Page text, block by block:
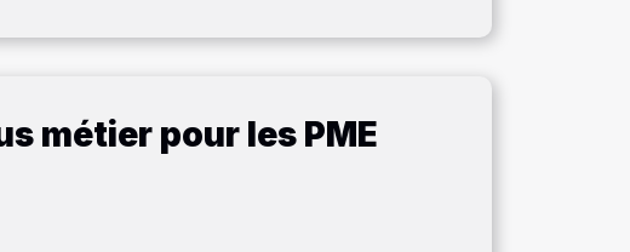
métier pour les PME